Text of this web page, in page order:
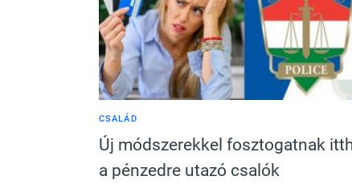
CSALÁD
Új módszerekkel fosztogatnak
a pénzedre utazó csalók